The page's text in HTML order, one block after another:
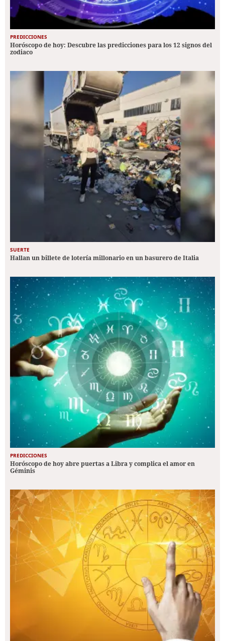
PREDICCIONES
Horóscopo de hoy: Descubre las predicciones para los 12 signos del
zodiaco
SUERTE
Hallan un billete de lotería millonario en un basurero de Italia
PREDICCIONES
Horóscopo de hoy abre puertas a Libra y complica el amor en
Géminis